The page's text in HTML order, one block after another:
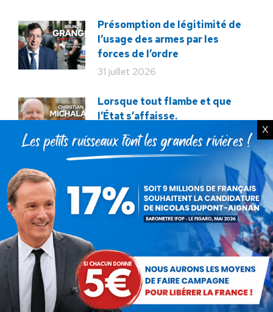
Présomption de légitimité de
l’usage des armes par les
forces de l’ordre
31 juillet 2026
Lorsque tout flambe et que
l’État s’affaisse.
30 juillet 2026
Zinedine Zidane, le retour du
héros : la France confie son
destin à sa plus grande
légende
La liberté ou la Mort
20 juillet 2026
X